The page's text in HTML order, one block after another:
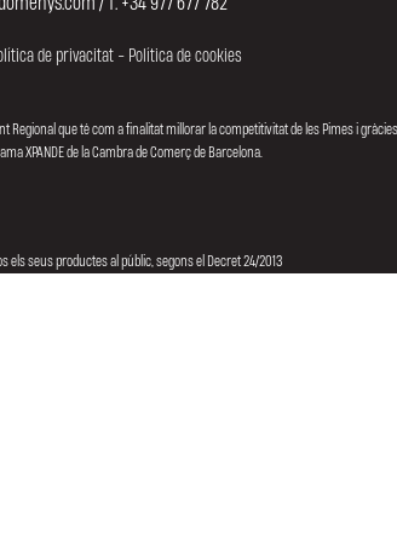
de privacitat- Política de cookies
Regional que té com a finalitat millorar la competitivitat de les Pimes i
XPANDE de la Cambra de Comerç de Barcelona.
seus productes al públic, segons el Decret 24/2013